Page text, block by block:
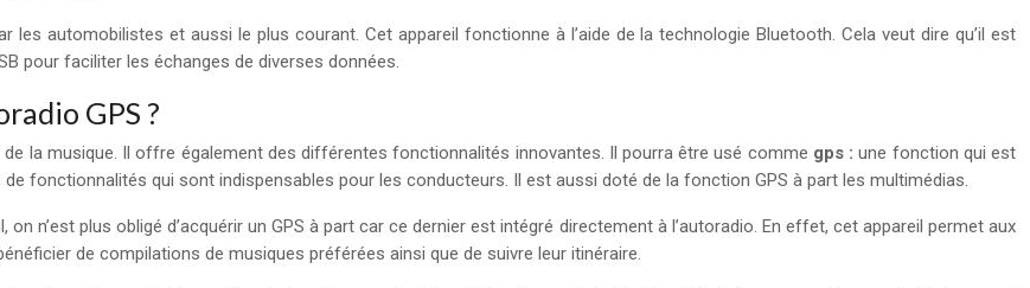
les automobilistes et aussi le plus courant. Cet appareil fonctionne à l’aide de la technologie Bluetooth. Cela veut dire qu’il est
pour faciliter les échanges de diverses données.
GPS ?
la musique. Il offre également des différentes fonctionnalités innovantes. Il pourra être usé comme gps : une fonction qui est
fonctionnalités qui sont indispensables pour les conducteurs. Il est aussi doté de la fonction GPS à part les multimédias.
n’est plus obligé d’acquérir un GPS à part car ce dernier est intégré directement à l’autoradio. En effet, cet appareil permet aux
de compilations de musiques préférées ainsi que de suivre leur itinéraire.